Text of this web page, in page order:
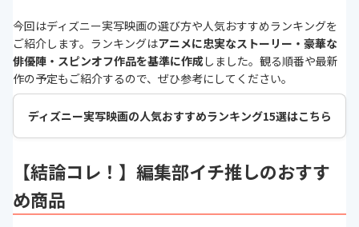
今回はディズニー実写映画の選び方や人気おすすめランキングを
ご紹介します。ランキングはアニメに忠実なストーリー・豪華な
俳優陣・スピンオフ作品を基準に作成しました。観る順番や最新
作の予定もご紹介するので、ぜひ参考にしてください。
ディズニー実写映画の人気おすすめランキング15選はこちら
【結論コレ！】編集部イチ推しのおすす
め商品